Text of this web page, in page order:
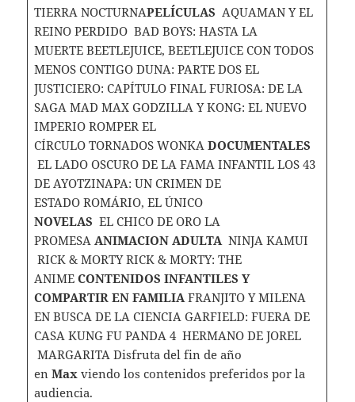
TIERRA NOCTURNAPELÍCULAS AQUAMAN Y EL
REINO PERDIDO BAD BOYS: HASTA LA
MUERTE BEETLEJUICE, BEETLEJUICE CON TODOS
MENOS CONTIGO DUNA: PARTE DOS EL
JUSTICIERO: CAPÍTULO FINAL FURIOSA: DE LA
SAGA MAD MAX GODZILLA Y KONG: EL NUEVO
IMPERIO ROMPER EL
CÍRCULO TORNADOS WONKA DOCUMENTALES
EL LADO OSCURO DE LA FAMA INFANTIL LOS 43
DE AYOTZINAPA: UN CRIMEN DE
ESTADO ROMÁRIO, EL ÚNICO
NOVELAS EL CHICO DE ORO LA
PROMESA ANIMACION ADULTA NINJA KAMUI
RICK & MORTY RICK & MORTY: THE
ANIME CONTENIDOS INFANTILES Y
COMPARTIR EN FAMILIAFRANJITO Y MILENA
EN BUSCA DE LA CIENCIA GARFIELD: FUERA DE
CASA KUNG FU PANDA 4 HERMANO DE JOREL
MARGARITA Disfruta del fin de año
en Max viendo los contenidos preferidos por la
audiencia.